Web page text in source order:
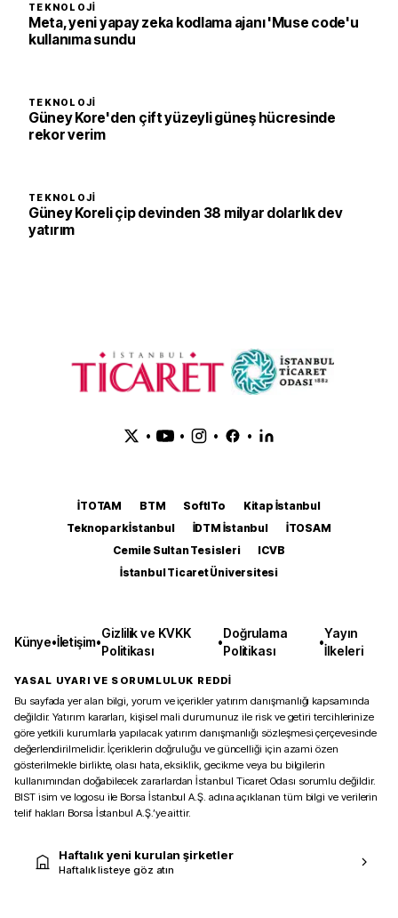
TEKNOLOJI
Meta, yeni yapay zeka kodlama ajanı 'Muse code'u
kullanıma sundu
TEKNOLOJI
Güney Kore'den çift yüzeyli güneş hücresinde
rekor verim
TEKNOLOJI
Güney Koreli çip devinden 38 milyar dolarlık dev
yatırım
• • • •
İTOTAM BTM SoftITo
Kitap İstanbul
Teknopark İstanbul
İDTM İstanbul
İTOSAM
Cemile Sultan Tesisleri
ICVB
İstanbul Ticaret Üniversitesi
Künye•İletişim•
Gizlilik ve KVKK
Politikası
•
Doğrulama
Politikası
•
Yayın
İlkeleri
YASAL UYARI VE SORUMLULUK REDDİ
Bu sayfada yer alan bilgi, yorum ve içerikler yatırım danışmanlığı kapsamında
değildir. Yatırım kararları, kişisel mali durumunuz ile risk ve getiri tercihlerinize
göre yetkili kurumlarla yapılacak yatırım danışmanlığı sözleşmesi çerçevesinde
değerlendirilmelidir. İçeriklerin doğruluğu ve güncelliği için azami özen
gösterilmekle birlikte, olası hata, eksiklik, gecikme veya bu bilgilerin
kullanımından doğabilecek zararlardan İstanbul Ticaret Odası sorumlu değildir.
BIST isim ve logosu ile Borsa İstanbul A.Ş. adına açıklanan tüm bilgi ve verilerin
telif hakları Borsa İstanbul A.Ş.’ye aittir.
Haftalık yeni kurulan şirketler
Haftalık listeye göz atın